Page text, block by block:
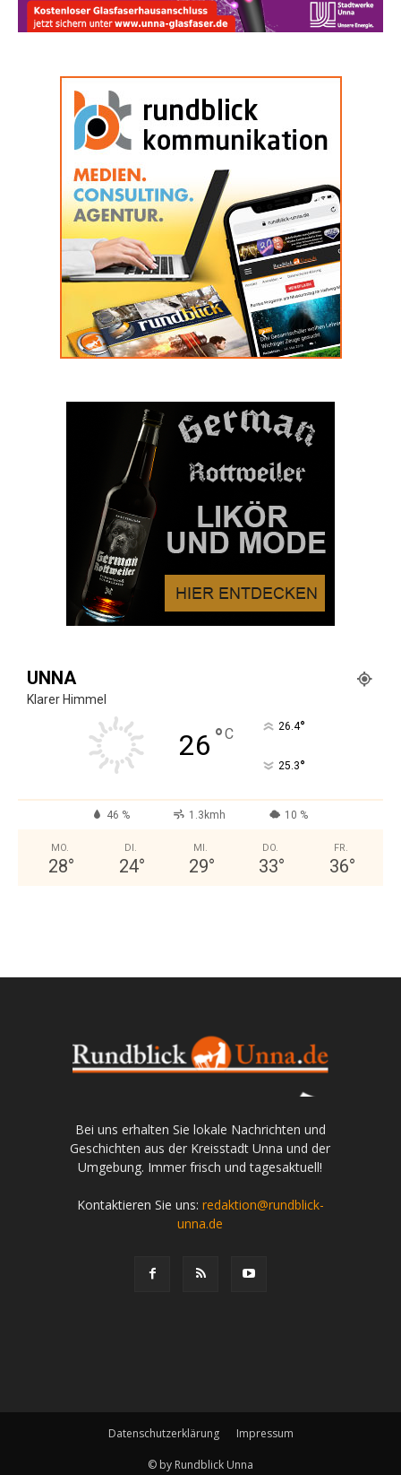
UNNA
Klarer Himmel
26 °C 26.4°
25.3°
46 % 1.3kmh 10 %
MO.
28°
DI.
24°
MI.
29°
DO.
33°
FR.
36°
Bei uns erhalten Sie lokale Nachrichten und
Geschichten aus der Kreisstadt Unna und der
Umgebung. Immer frisch und tagesaktuell!
Kontaktieren Sie uns: redaktion@rundblick-
unna.de
Datenschutzerklärung Impressum
© by Rundblick Unna